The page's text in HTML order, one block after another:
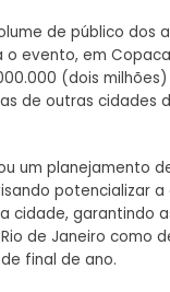
de público dos
evento, em
(dois
de outras cidades
um planejamento
potencializar a
cidade, garantindo
de Janeiro como
final de ano.